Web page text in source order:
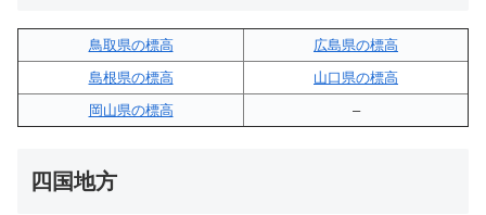
鳥取県の標高
広島県の標高
島根県の標高
山口県の標高
岡山県の標高
–
四国地方